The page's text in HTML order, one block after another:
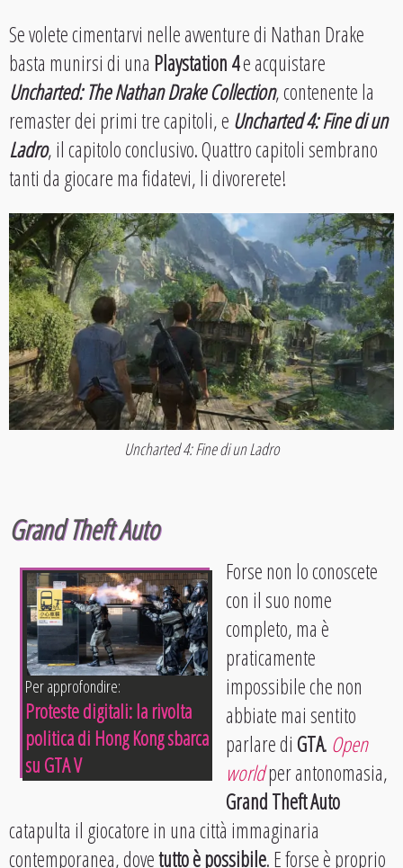
Se volete cimentarvi nelle avventure di Nathan Drake
basta munirsi di una Playstation 4e acquistare
Uncharted: The Nathan Drake Collection, contenente la
remaster dei primi tre capitoli, e Uncharted 4: Fine di un
Ladro, il capitolo conclusivo. Quattro capitoli sembrano
tanti da giocare ma fidatevi, li divorerete!
Uncharted 4: Fine di un Ladro
Grand Theft Auto
Per approfondire:
Proteste digitali: la rivolta
politica di Hong Kong sbarca
su GTA V
Forse non lo conoscete
con il suo nome
completo, ma è
praticamente
impossibile che non
abbiate mai sentito
parlare diGTA. Open
worldper antonomasia,
Grand Theft Auto
catapulta il giocatore in una città immaginaria
contemporanea, dovetutto è possibile. E forse è proprio